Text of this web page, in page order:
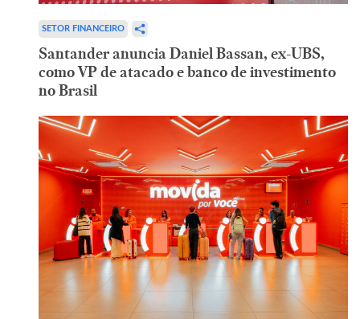
SETOR FINANCEIRO
Santander anuncia Daniel Bassan, ex-UBS,
como VP de atacado e banco de investimento
no Brasil